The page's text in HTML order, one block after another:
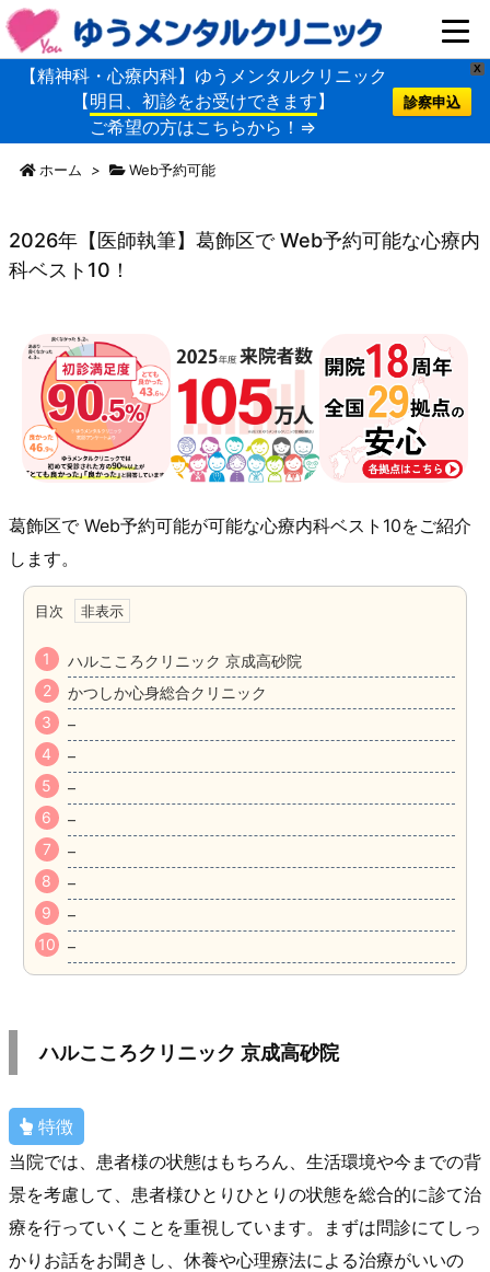
X
【精神科・心療内科】ゆうメンタルクリニック
【明日、初診をお受けできます】
ご希望の方はこちらから！⇒
診察申込
ホーム > Web予約可能
2026年【医師執筆】葛飾区で Web予約可能な心療内
科ベスト10！
葛飾区で Web予約可能が可能な心療内科ベスト10をご紹介
します。
目次
ハルこころクリニック 京成高砂院
かつしか心身総合クリニック
–
–
–
–
–
–
–
–
ハルこころクリニック 京成高砂院
特徴
当院では、患者様の状態はもちろん、生活環境や今までの背
景を考慮して、患者様ひとりひとりの状態を総合的に診て治
療を行っていくことを重視しています。まずは問診にてしっ
かりお話をお聞きし、休養や心理療法による治療がいいの